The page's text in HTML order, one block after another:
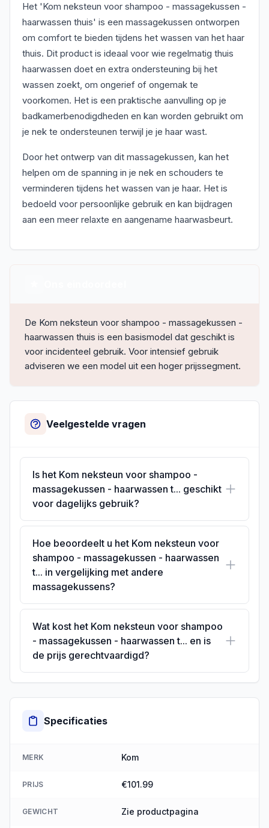
Het 'Kom neksteun voor shampoo - massagekussen -
haarwassen thuis' is een massagekussen ontworpen
om comfort te bieden tijdens het wassen van het haar
thuis. Dit product is ideaal voor wie regelmatig thuis
haarwassen doet en extra ondersteuning bij het
wassen zoekt, om ongerief of ongemak te
voorkomen. Het is een praktische aanvulling op je
badkamerbenodigdheden en kan worden gebruikt om
je nek te ondersteunen terwijl je je haar wast.
Door het ontwerp van dit massagekussen, kan het
helpen om de spanning in je nek en schouders te
verminderen tijdens het wassen van je haar. Het is
bedoeld voor persoonlijke gebruik en kan bijdragen
aan een meer relaxte en aangename haarwasbeurt.
De Kom neksteun voor shampoo - massagekussen -
haarwassen thuis is een basismodel dat geschikt is
voor incidenteel gebruik. Voor intensief gebruik
adviseren we een model uit een hoger prijssegment.
Veelgestelde vragen
Is het Kom neksteun voor shampoo -
massagekussen - haarwassen t... geschikt
voor dagelijks gebruik?
Hoe beoordeelt u het Kom neksteun voor
shampoo - massagekussen - haarwassen
t... in vergelijking met andere
massagekussens?
Wat kost het Kom neksteun voor shampoo
- massagekussen - haarwassen t... en is
de prijs gerechtvaardigd?
Specificaties
MERK Kom
PRIJS €101.99
GEWICHT Zie productpagina